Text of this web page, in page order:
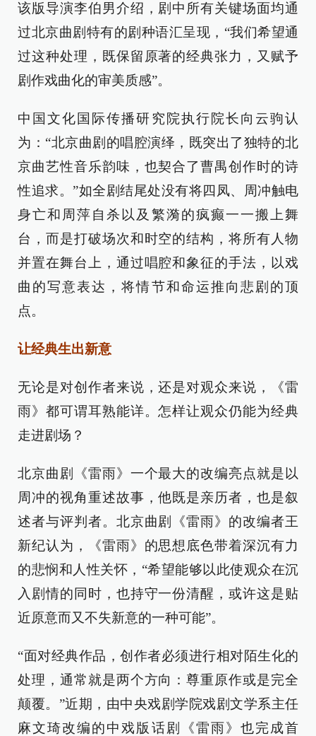
该版导演李伯男介绍，剧中所有关键场面均通
过北京曲剧特有的剧种语汇呈现，“我们希望通
过这种处理，既保留原著的经典张力，又赋予
剧作戏曲化的审美质感”。
中国文化国际传播研究院执行院长向云驹认
为：“北京曲剧的唱腔演绎，既突出了独特的北
京曲艺性音乐韵味，也契合了曹禺创作时的诗
性追求。”如全剧结尾处没有将四凤、周冲触电
身亡和周萍自杀以及繁漪的疯癫一一搬上舞
台，而是打破场次和时空的结构，将所有人物
并置在舞台上，通过唱腔和象征的手法，以戏
曲的写意表达，将情节和命运推向悲剧的顶
点。
让经典生出新意
无论是对创作者来说，还是对观众来说，《雷
雨》都可谓耳熟能详。怎样让观众仍能为经典
走进剧场？
北京曲剧《雷雨》一个最大的改编亮点就是以
周冲的视角重述故事，他既是亲历者，也是叙
述者与评判者。北京曲剧《雷雨》的改编者王
新纪认为，《雷雨》的思想底色带着深沉有力
的悲悯和人性关怀，“希望能够以此使观众在沉
入剧情的同时，也持守一份清醒，或许这是贴
近原意而又不失新意的一种可能”。
“面对经典作品，创作者必须进行相对陌生化的
处理，通常就是两个方向：尊重原作或是完全
颠覆。”近期，由中央戏剧学院戏剧文学系主任
麻文琦改编的中戏版话剧《雷雨》也完成首